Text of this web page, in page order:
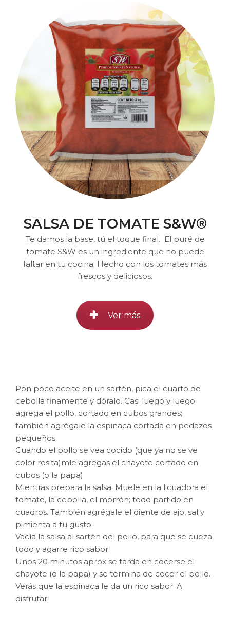
SALSA DE TOMATE S&W®
Te damos la base, tú el toque final. El puré de
tomate S&W es un ingrediente que no puede
faltar en tu cocina. Hecho con los tomates más
frescos y deliciosos.
Ver más
Pon poco aceite en un sartén, pica el cuarto de
cebolla finamente y dóralo. Casi luego y luego
agrega el pollo, cortado en cubos grandes;
también agrégale la espinaca cortada en pedazos
pequeños.
Cuando el pollo se vea cocido (que ya no se ve
color rosita)mle agregas el chayote cortado en
cubos (o la papa)
Mientras prepara la salsa. Muele en la licuadora el
tomate, la cebolla, el morrón; todo partido en
cuadros. También agrégale el diente de ajo, sal y
pimienta a tu gusto.
Vacía la salsa al sartén del pollo, para que se cueza
todo y agarre rico sabor.
Unos 20 minutos aprox se tarda en cocerse el
chayote (o la papa) y se termina de cocer el pollo.
Verás que la espinaca le da un rico sabor. A
disfrutar.